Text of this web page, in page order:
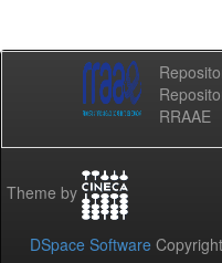
RRAAE
Theme by
DSpace Software